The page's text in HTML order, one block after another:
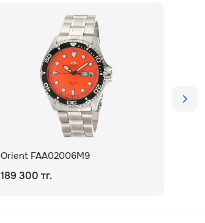
Orient FAA02006M9
189 300 тг.